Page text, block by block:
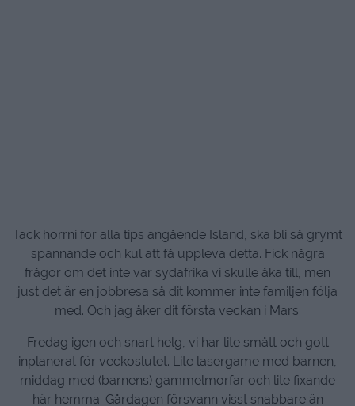
Tack hörrni för alla tips angående Island, ska bli så grymt
spännande och kul att få uppleva detta. Fick några
frågor om det inte var sydafrika vi skulle åka till, men
just det är en jobbresa så dit kommer inte familjen följa
med. Och jag åker dit första veckan i Mars.
Fredag igen och snart helg, vi har lite smått och gott
inplanerat för veckoslutet. Lite lasergame med barnen,
middag med (barnens) gammelmorfar och lite fixande
här hemma. Gårdagen försvann visst snabbare än